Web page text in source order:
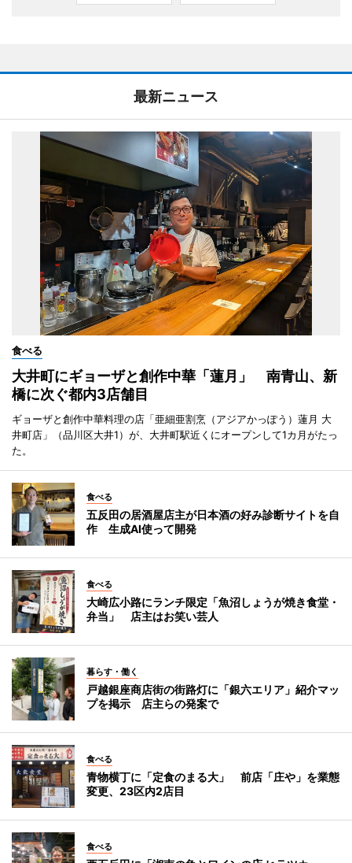
最新ニュース
食べる
大井町にギョーザと創作中華「蓮月」 南青山、新
橋に次ぐ都内3店舗目
ギョーザと創作中華料理の店「亜細亜割烹（アジアかっぽう）蓮月 大
井町店」（品川区大井1）が、大井町駅近くにオープンして1カ月がたっ
た。
食べる
五反田の居酒屋店主が日本酒の好み診断サイトを自
作 生成AI使って開発
食べる
大崎広小路にランチ限定「魚沼しょうが焼き食堂・
弁当」 店主はお笑い芸人
暮らす・働く
戸越銀座商店街の街路灯に「銀六エリア」紹介マッ
プを掲示 店主らの発案で
食べる
青物横丁に「定食のまる大」 前店「庄や」を業態
変更、23区内2店目
食べる